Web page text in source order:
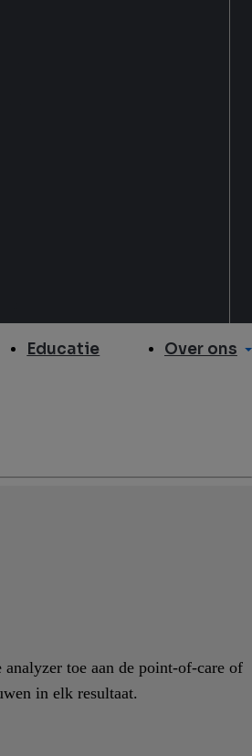
Educatie Over ons
toe aan de point-of-care of
in elk resultaat.